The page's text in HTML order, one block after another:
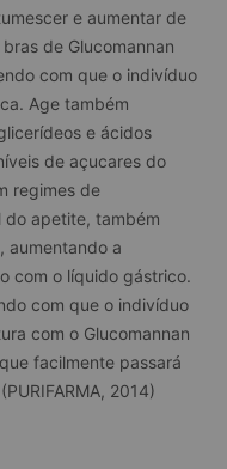
e aumentar de
de Glucomannan
com que o indivíduo
Age também
e ácidos
de açucares do
regimes de
do apetite, também
aumentando a
com o líquido gástrico.
com que o indivíduo
com o Glucomannan
facilmente passará
2014)